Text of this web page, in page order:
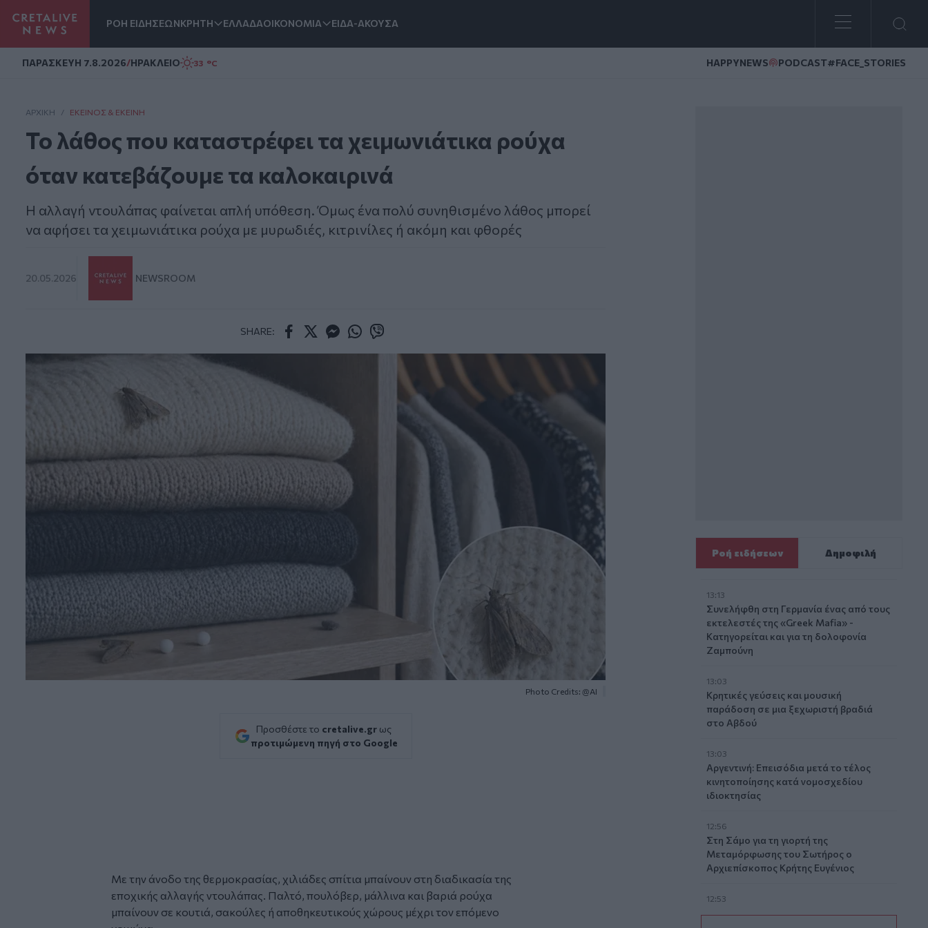
ΡΟΗ ΕΙΔΗΣΕΩΝΚΡΗΤΗ ΕΛΛΑΔΑΟΙΚΟΝΟΜΙΑ ΕΙΔΑ-ΑΚΟΥΣΑ
ΠΑΡΑΣΚΕΥΗ 7.8.2026/ΗΡΑΚΛΕΙΟ 33 °C HAPPYNEWS PODCAST#FACE_STORIES
ΑΡΧΙΚΗ / ΕΚΕΊΝΟΣ & ΕΚΕΊΝΗ
Το λάθος που καταστρέφει τα χειμωνιάτικα ρούχα
όταν κατεβάζουμε τα καλοκαιρινά
Η αλλαγή ντουλάπας φαίνεται απλή υπόθεση. Όμως ένα πολύ συνηθισμένο λάθος μπορεί
να αφήσει τα χειμωνιάτικα ρούχα με μυρωδιές, κιτρινίλες ή ακόμη και φθορές
20.05.2026 NEWSROOM
SHARE:
Photo Credits: @ΑΙ
Προσθέστε το cretalive.gr ως
προτιμώμενη πηγή στο Google
Με την άνοδο της θερμοκρασίας, χιλιάδες σπίτια μπαίνουν στη διαδικασία της
εποχικής αλλαγής ντουλάπας. Παλτό, πουλόβερ, μάλλινα και βαριά ρούχα
μπαίνουν σε κουτιά, σακούλες ή αποθηκευτικούς χώρους μέχρι τον επόμενο
Ροή ειδήσεων Δημοφιλή
13:13
Συνελήφθη στη Γερμανία ένας από τους
εκτελεστές της «Greek Mafia» -
Κατηγορείται και για τη δολοφονία
Ζαμπούνη
13:03
Κρητικές γεύσεις και μουσική
παράδοση σε μια ξεχωριστή βραδιά
στο Αβδού
13:03
Αργεντινή: Επεισόδια μετά το τέλος
κινητοποίησης κατά νομοσχεδίου
ιδιοκτησίας
12:56
Στη Σάμο για τη γιορτή της
Μεταμόρφωσης του Σωτήρος ο
Αρχιεπίσκοπος Κρήτης Ευγένιος
12:53
ΕΟΤ: Η Ελλάδα στις κορυφαίες επιλογές